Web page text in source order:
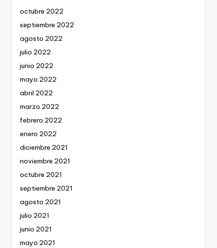
octubre 2022
septiembre 2022
agosto 2022
julio 2022
junio 2022
mayo 2022
abril 2022
marzo 2022
febrero 2022
enero 2022
diciembre 2021
noviembre 2021
octubre 2021
septiembre 2021
agosto 2021
julio 2021
junio 2021
mayo 2021